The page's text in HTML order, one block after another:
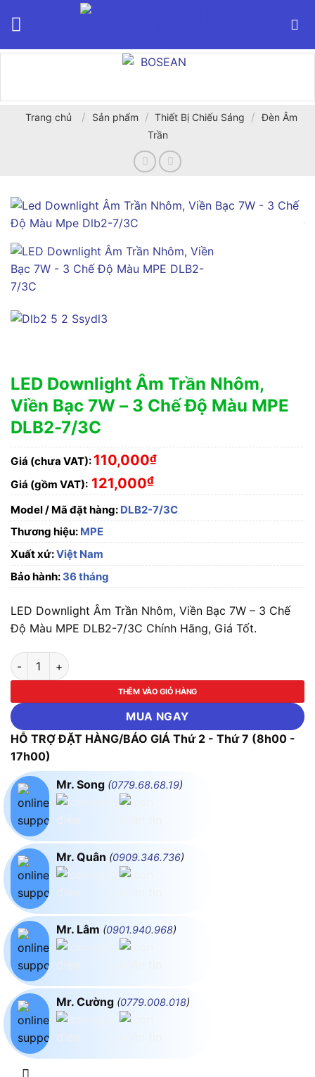
Trang chủ / Sản phẩm / Thiết Bị Chiếu Sáng / Đèn Âm
Trần
LED Downlight Âm Trần Nhôm,
Viền Bạc 7W – 3 Chế Độ Màu MPE
DLB2-7/3C
Giá (chưa VAT): 110,000₫
Giá (gồm VAT): 121,000₫
Model / Mã đặt hàng: DLB2-7/3C
Thương hiệu: MPE
Xuất xứ:Việt Nam
Bảo hành: 36 tháng
LED Downlight Âm Trần Nhôm, Viền Bạc 7W – 3 Chế
Độ Màu MPE DLB2-7/3C Chính Hãng, Giá Tốt.
LED Downlight Âm Trần Nhôm, Viền Bạc 7W - 3 Chế Độ Màu
THÊM VÀO GIỎ HÀNG
MUA NGAY
HỖ TRỢ ĐẶT HÀNG/BÁO GIÁ Thứ 2 - Thứ 7 (8h00 -
17h00)
Mr. Song (0779.68.68.19)
Mr. Quân (0909.346.736)
Mr. Lâm (0901.940.968)
Mr. Cường (0779.008.018)